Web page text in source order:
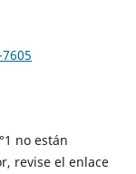
no están
revise el enlace